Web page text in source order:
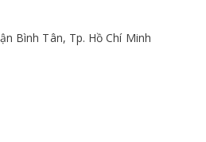
Bình Tân, Tp. Hồ Chí Minh